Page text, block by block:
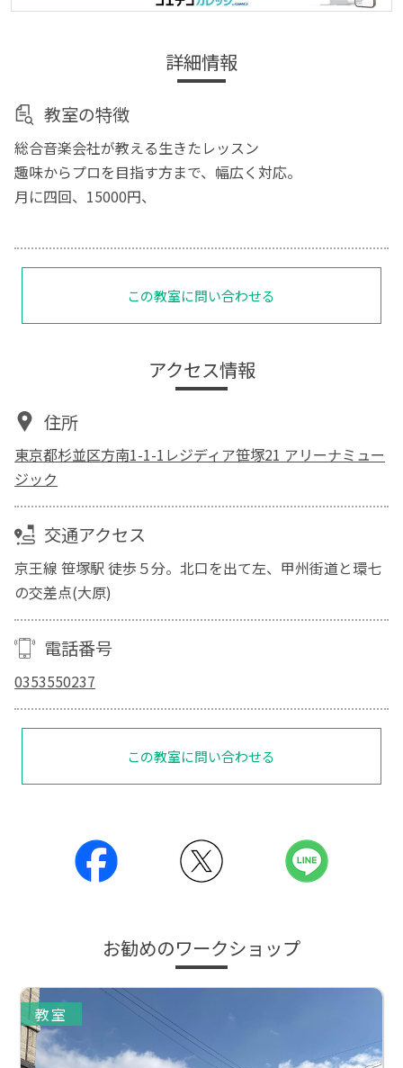
詳細情報
教室の特徴
総合音楽会社が教える生きたレッスン
趣味からプロを目指す方まで、幅広く対応。
月に四回、15000円、
この教室に問い合わせる
アクセス情報
住所
東京都杉並区方南1-1-1レジディア笹塚21 アリーナミュー
ジック
交通アクセス
京王線 笹塚駅 徒歩５分。北口を出て左、甲州街道と環七
の交差点(大原)
電話番号
0353550237
この教室に問い合わせる
お勧めのワークショップ
教室